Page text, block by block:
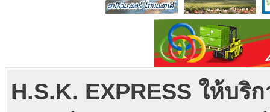
H.S.K. EXPRESS ให้บริ